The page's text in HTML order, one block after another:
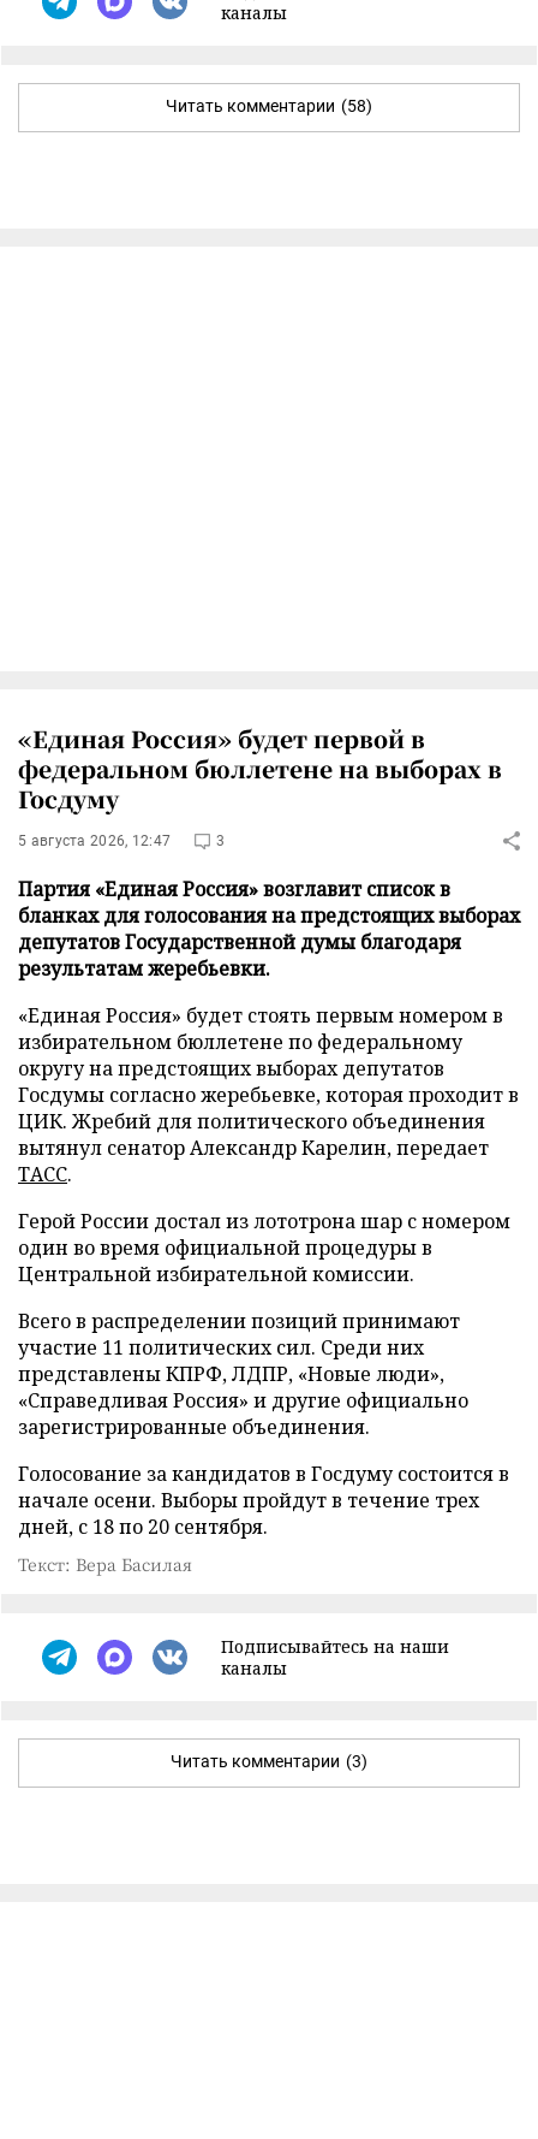
каналы
Читать комментарии (58)
«Единая Россия» будет первой в
федеральном бюллетене на выборах в
Госдуму
5 августа 2026, 12:47 3
Партия «Единая Россия» возглавит список в
бланках для голосования на предстоящих выборах
депутатов Государственной думы благодаря
результатам жеребьевки.
«Единая Россия» будет стоять первым номером в
избирательном бюллетене по федеральному
округу на предстоящих выборах депутатов
Госдумы согласно жеребьевке, которая проходит в
ЦИК. Жребий для политического объединения
вытянул сенатор Александр Карелин, передает
ТАСС.
Герой России достал из лототрона шар с номером
один во время официальной процедуры в
Центральной избирательной комиссии.
Всего в распределении позиций принимают
участие 11 политических сил. Среди них
представлены КПРФ, ЛДПР, «Новые люди»,
«Справедливая Россия» и другие официально
зарегистрированные объединения.
Голосование за кандидатов в Госдуму состоится в
начале осени. Выборы пройдут в течение трех
дней, с 18 по 20 сентября.
Текст: Вера Басилая
Подписывайтесь на наши
каналы
Читать комментарии (3)